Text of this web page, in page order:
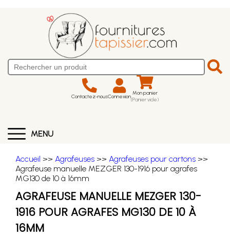
Contactez-nousConnexion Mon panier
(Panier vide)
MENU
Accueil >> Agrafeuses >> Agrafeuses pour cartons >>
Agrafeuse manuelle MEZGER 130-1916 pour agrafes
MG130 de 10 à 16mm
AGRAFEUSE MANUELLE MEZGER 130-
1916 POUR AGRAFES MG130 DE 10 À
16MM